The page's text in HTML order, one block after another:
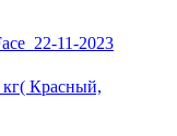
Красный,